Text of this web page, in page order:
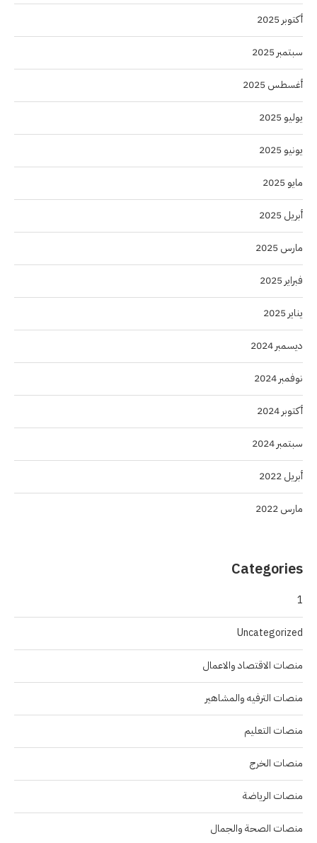
أكتوبر 2025
سبتمبر 2025
أغسطس 2025
يوليو 2025
يونيو 2025
مايو 2025
أبريل 2025
مارس 2025
فبراير 2025
يناير 2025
ديسمبر 2024
نوفمبر 2024
أكتوبر 2024
سبتمبر 2024
أبريل 2022
مارس 2022
Categories
1
Uncategorized
منصات الاقتصاد والاعمال
منصات الترفيه والمشاهير
منصات التعليم
منصات الخرج
منصات الرياضة
منصات الصحة والجمال